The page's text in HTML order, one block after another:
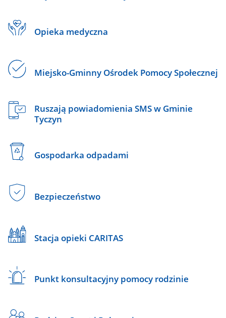
Opieka medyczna
Miejsko-Gminny Ośrodek Pomocy Społecznej
Ruszają powiadomienia SMS w Gminie
Tyczyn
Gospodarka odpadami
Bezpieczeństwo
Stacja opieki CARITAS
Punkt konsultacyjny pomocy rodzinie